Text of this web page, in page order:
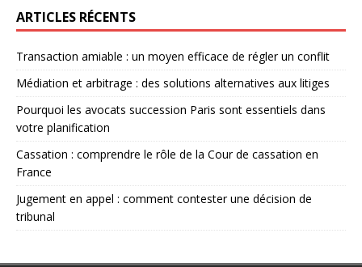
ARTICLES RÉCENTS
Transaction amiable : un moyen efficace de régler un conflit
Médiation et arbitrage : des solutions alternatives aux litiges
Pourquoi les avocats succession Paris sont essentiels dans
votre planification
Cassation : comprendre le rôle de la Cour de cassation en
France
Jugement en appel : comment contester une décision de
tribunal